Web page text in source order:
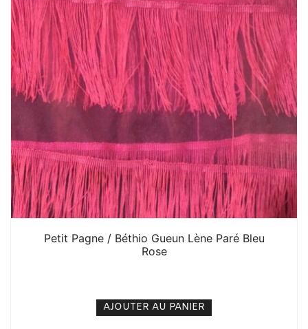
Petit Pagne / Béthio Gueun Lène Paré Bleu
Rose
AJOUTER AU PANIER